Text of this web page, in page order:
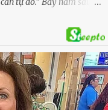
đàn ông phản bội ấy
cái lạnh len lỏi qua từng
trọng ở phố Tây Hồ,
lên bụng – nơi hai sinh
bao giờ nghĩ mình sẽ
biệt là sợ… chính chồng